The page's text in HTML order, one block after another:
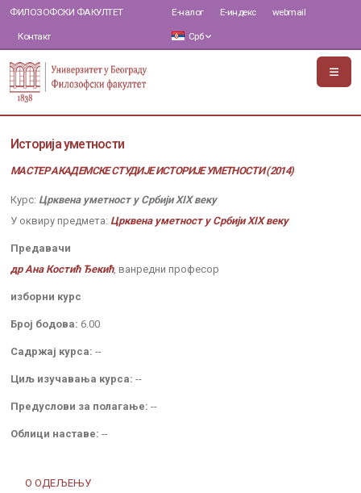
ФИЛОЗОФСКИ ФАКУЛТЕТ
Контакт
Е-налог Е-индекс webmail
Срб
О ОДЕЉЕЊУ
Историја уметности
МАСТЕР АКАДЕМСКЕ СТУДИЈЕ ИСТОРИЈЕ УМЕТНОСТИ (2014)
Курс: Црквена уметност у Србији XIX веку
У оквиру предмета: Црквена уметност у Србији XIX веку
Предавачи
др Ана Костић Ђекић, ванредни професор
изборни курс
Број бодова: 6.00
Садржај курса: --
Циљ изучавања курса: --
Предуслови за полагање: --
Облици наставе: --